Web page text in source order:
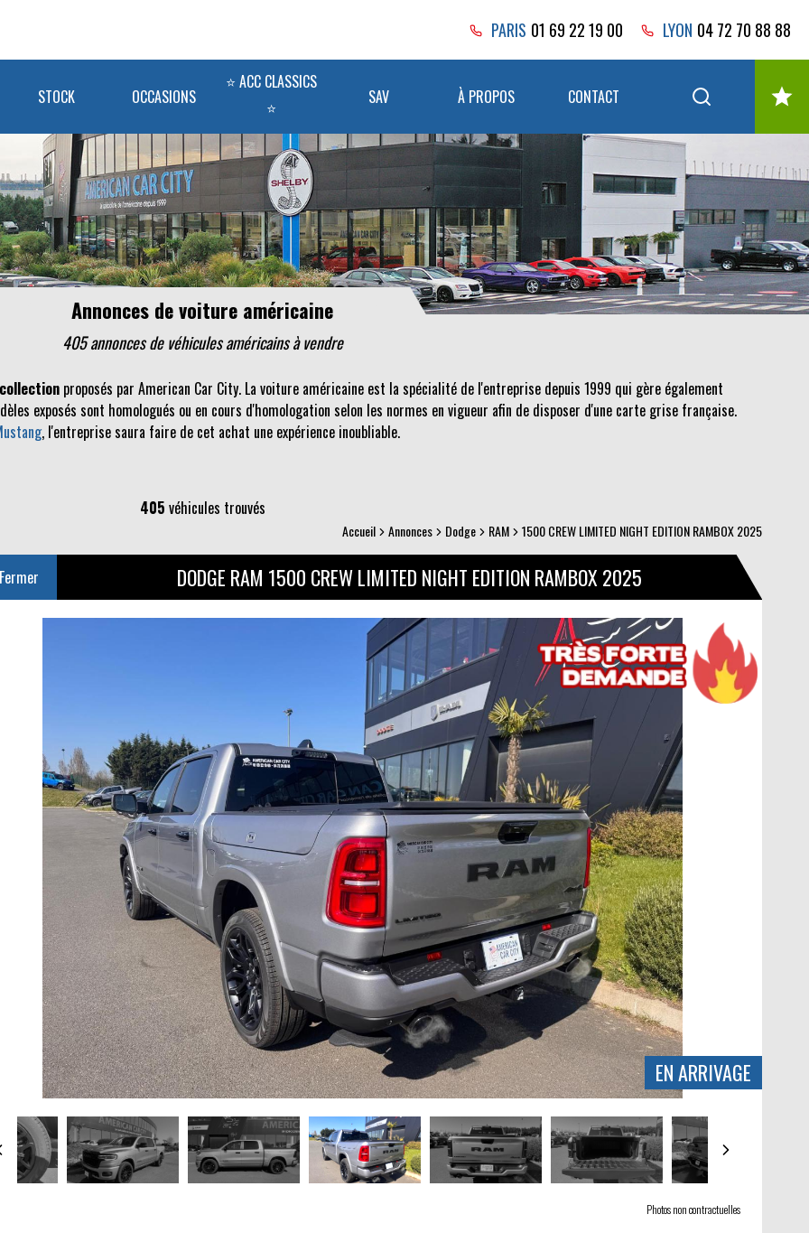
PARIS 01 69 22 19 00 LYON 04 72 70 88 88
STOCK OCCASIONS
⭐ ACC CLASSICS
⭐
SAV À PROPOS CONTACT
Annonces de voiture américaine
405 annonces de véhiculesaméricainsà vendre
proposés par American Car City. La voiture américaine est la spécialité de l'entreprise depuis 1999 qui gère également
exposés sont homologués ou en cours d'homologation selon les normes en vigueur afin de disposer d'une carte grise française.
, l'entreprise saura faire de cet achat une expérience inoubliable.
405 véhicules trouvés
Accueil Annonces Dodge RAM 1500 CREW LIMITED NIGHT EDITION RAMBOX 2025
DODGE RAM 1500 CREW LIMITED NIGHT EDITION RAMBOX 2025
EN ARRIVAGE
Photos non contractuelles